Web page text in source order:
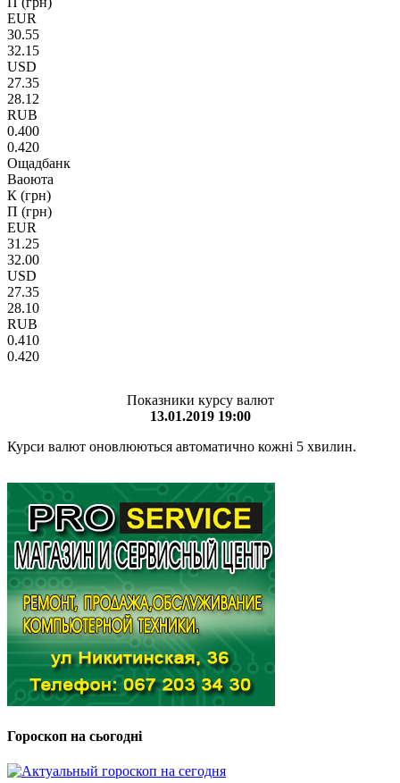
EUR
30.55
32.15
USD
27.35
28.12
RUB
0.400
0.420
Ощадбанк
Ваоюта
К (грн)
П (грн)
EUR
31.25
32.00
USD
27.35
28.10
RUB
0.410
0.420
Показники курсу валют
13.01.2019 19:00
Курси валют оновлюються автоматично кожні 5 хвилин.
Гороскоп на сьогодні